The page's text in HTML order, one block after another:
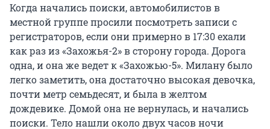
Когда начались поиски, автомобилистов в
местной группе просили посмотреть записи с
регистраторов, если они примерно в 17:30 ехали
как раз из «Захожья-2» в сторону города. Дорога
одна, и она же ведет к «Захожью-5». Милану было
легко заметить, она достаточно высокая девочка,
почти метр семьдесят, и была в желтом
дождевике. Домой она не вернулась, и начались
поиски. Тело нашли около двух часов ночи